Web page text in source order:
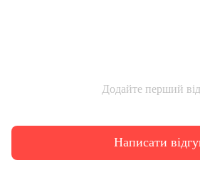
Додайте перший
Написати